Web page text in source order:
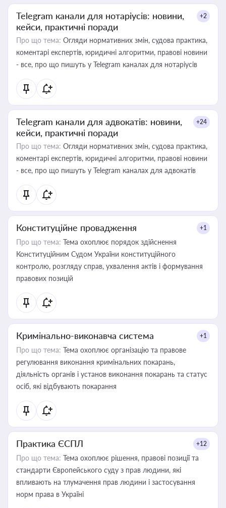
Telegram канали для нотаріусів: новини,
кейси, практичні поради
+2
Про що тема: Огляди нормативних змін, судова практика,
коментарі експертів, юридичні алгоритми, правові новини
- все, про що пишуть у Telegram каналах для нотаріусів
Telegram канали для адвокатів: новини,
кейси, практичні поради
+24
Про що тема: Огляди нормативних змін, судова практика,
коментарі експертів, юридичні алгоритми, правові новини
- все, про що пишуть у Telegram каналах для адвокатів
Конституційне провадження +1
Про що тема: Тема охоплює порядок здійснення
Конституційним Судом України конституційного
контролю, розгляду справ, ухвалення актів і формування
правових позицій
Кримінально-виконавча система +1
Про що тема: Тема охоплює організацію та правове
регулювання виконання кримінальних покарань,
діяльність органів і установ виконання покарань та статус
осіб, які відбувають покарання
Практика ЄСПЛ +12
Про що тема: Тема охоплює рішення, правові позиції та
стандарти Європейського суду з прав людини, які
впливають на тлумачення прав людини і застосування
норм права в Україні